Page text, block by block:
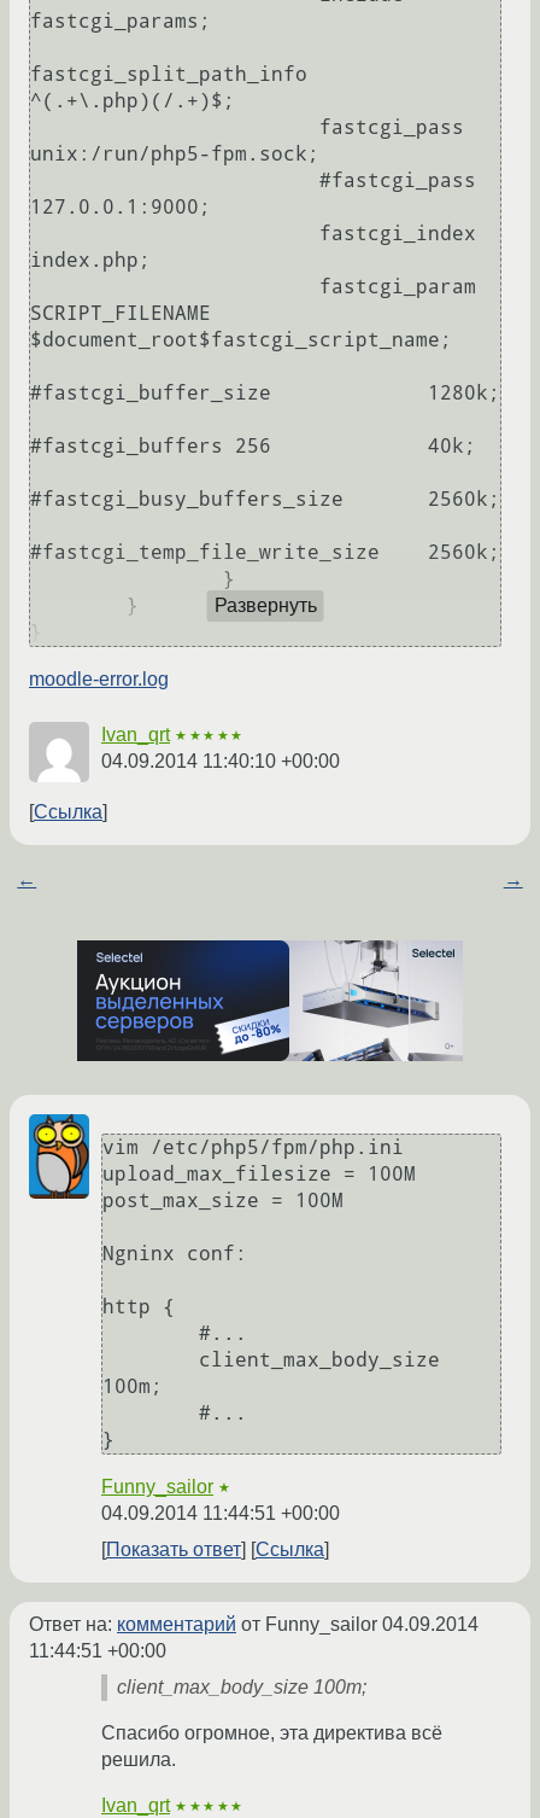
fastcgi_params;
fastcgi_split_path_info
^(.+\.php)(/.+)$;
unix:/run/php5-fpm.sock;
127.0.0.1:9000;
index.php;
SCRIPT_FILENAME
$document_root$fastcgi_script_name;
#fastcgi_buffer_size             1280k;
#fastcgi_buffers 256             40k;
#fastcgi_busy_buffers_size       2560k;
#fastcgi_temp_file_write_size    2560k;
}
Развернуть
moodle-error.log
Ivan_qrt ★★★★★
04.09.2014 11:40:10 +00:00
Ссылка
← →
vim /etc/php5/fpm/php.ini
upload_max_filesize = 100M
post_max_size = 100M
Ngninx conf:
http {
100m;
Funny_sailor ★
04.09.2014 11:44:51 +00:00
Показать ответ
Ссылка
Ответ на: комментарий от Funny_sailor 04.09.2014
11:44:51 +00:00
client_max_body_size 100m;
Спасибо огромное, эта директива всё
решила.
Ivan_qrt ★★★★★